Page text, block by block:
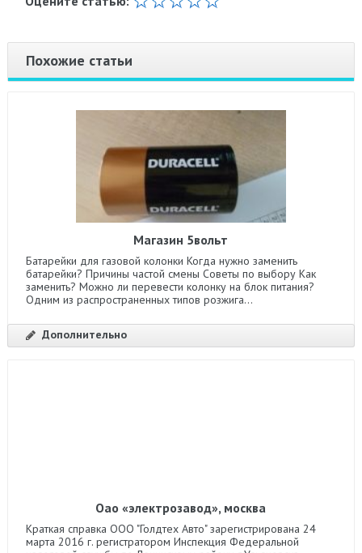
Похожие статьи
Магазин 5вольт
Батарейки для газовой колонки Когда нужно заменить
батарейки? Причины частой смены Советы по выбору Как
заменить? Можно ли перевести колонку на блок питания?
Одним из распространенных типов розжига...
Дополнительно
Оао «электрозавод», москва
Краткая справка ООО "Голдтех Авто" зарегистрирована 24
марта 2016 г. регистратором Инспекция Федеральной